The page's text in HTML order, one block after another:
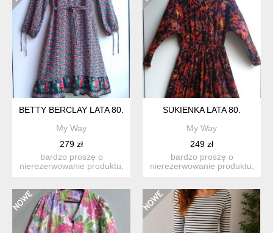
BETTY BERCLAY LATA 80.
My Way
279 zł
bardzo proszę o
nierezerwowanie produktu,
SUKIENKA LATA 80.
My Way
249 zł
bardzo proszę o
nierezerwowanie produktu,